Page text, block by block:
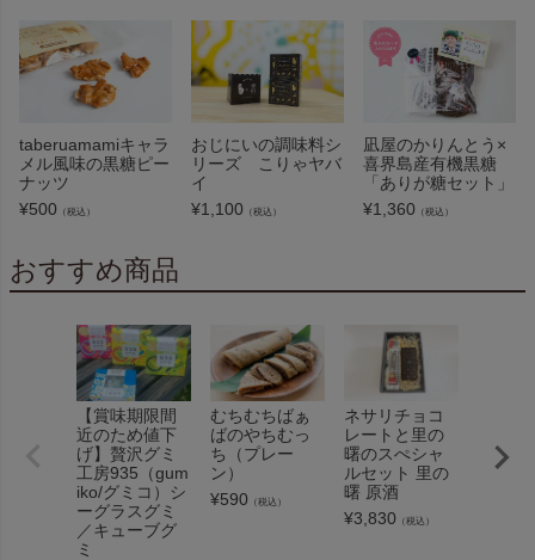
taberuamamiキャラ
メル風味の黒糖ピー
ナッツ
¥500 （税込）
おじにいの調味料シ
リーズ こりゃヤバ
イ
¥1,100 （税込）
凪屋のかりんとう×
喜界島産有機黒糖
「ありが糖セット」
¥1,360 （税込）
おすすめ商品
【賞味期限間
近のため値下
げ】贅沢グミ
工房935（gum
iko/グミコ）シ
ーグラスグミ
／キューブグ
ミ
むちむちばぁ
ばのやちむっ
ち（プレー
ン）
¥590 （税込）
ネサリチョコ
レートと里の
曙のスぺシャ
ルセット 里の
曙 原酒
¥3,830 （税込）
AMIフ
ェ プ